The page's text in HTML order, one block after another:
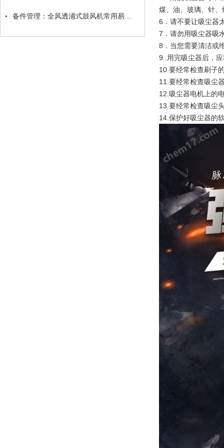
煤、油、玻璃、针
6．请不要让吸尘器
7．请勿用吸尘器吸
8．当您需要清洁或
9..用完吸尘器后，
10.要经常检查刷子
11.要经常检查吸尘
12.吸尘器电机上的
13.要经常检查吸尘
14.保护好吸尘器的